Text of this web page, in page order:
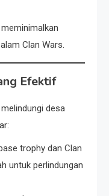
Clan Wars.
Efektif
desa
trophy dan Clan
untuk perlindungan